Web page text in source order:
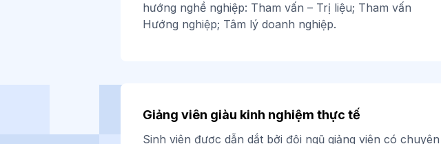
hướng nghề nghiệp: Tham vấn – Trị liệu; Tham vấn
Hướng nghiệp; Tâm lý doanh nghiệp.
Giảng viên giàu kinh nghiệm thực tế
Sinh viên được dẫn dắt bởi đội ngũ giảng viên có chuyên